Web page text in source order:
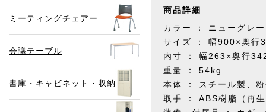
ミーティングチェアー
会議テーブル
書庫・キャビネット・収納
商品詳細
カラー ： ニューグレー
サイズ ： 幅900×奥行
内寸 ： 幅263×奥行
重量 ： 54kg
本体 ： スチール製、
取手 ： ABS樹脂（再